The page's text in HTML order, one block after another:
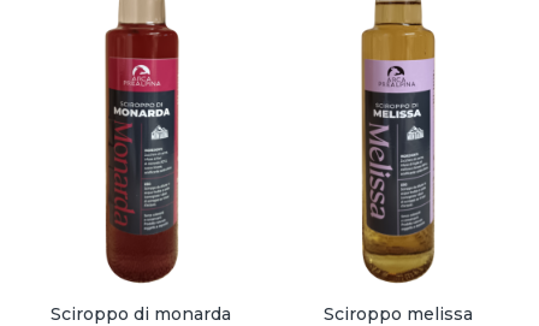
Sciroppo di monarda Sciroppo melissa